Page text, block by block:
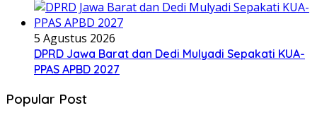
5 Agustus 2026
DPRD Jawa Barat dan Dedi Mulyadi Sepakati KUA-
PPAS APBD 2027
Popular Post